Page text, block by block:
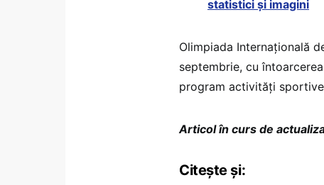
statistici și imagini
Olimpiada Internațională
septembrie, cu
program activități
Articol în curs de
Citește și: